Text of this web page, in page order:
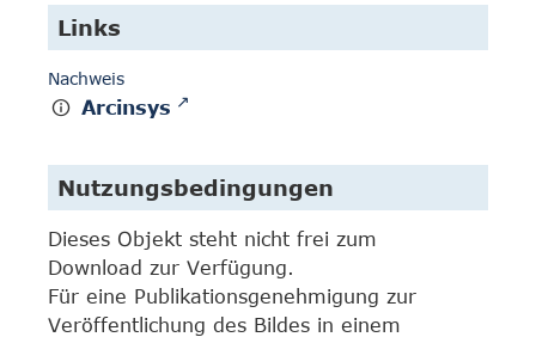
Links
Nachweis
Arcinsys
Nutzungsbedingungen
Dieses Objekt steht nicht frei zum
Download zur Verfügung.
Für eine Publikationsgenehmigung zur
Veröffentlichung des Bildes in einem